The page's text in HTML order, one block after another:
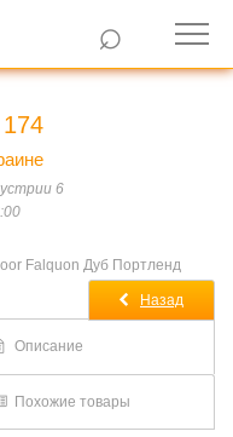
⌕
6
Falquon Дуб Портленд
Описание
Похожие товары
Назад